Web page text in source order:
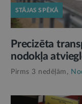
STĀJAS SPĒKĀ
Precizēta
nodokļa
Pirms 3 nedēļām,